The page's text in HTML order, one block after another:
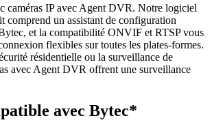
caméras IP avec Agent DVR. Notre logiciel
comprend un assistant de configuration
et la compatibilité ONVIF et RTSP vous
flexibles sur toutes les plates-formes.
résidentielle ou la surveillance de
avec Agent DVR offrent une surveillance
avec Bytec*